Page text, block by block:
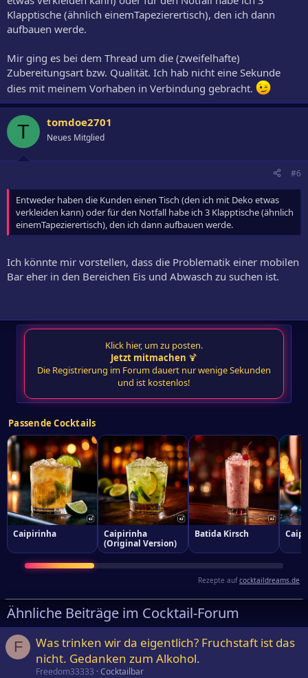
Klapptische (ähnlich einemTapezierertisch), den ich dann
aufbauen werde.
Mir ging es bei dem Thread um die (zweifelhafte)
Zubereitungsart bzw. Qualität. Ich hab nicht eine Sekunde
dies mit meinem Vorhaben in Verbindung gebracht.
T tomdoe2701
Neues Mitglied
#6
Entweder haben die Kunden einen Tisch (den ich mit Deko etwas
verkleiden kann) oder für den Notfall habe ich 3 Klapptische (ähnlich
einemTapezierertisch), den ich dann aufbauen werde.
Ich könnte mir vorstellen, dass die Problematik einer mobilen
Bar eher in den Bereichen Eis und Abwasch zu suchen ist.
Klick hier, um zu posten.
Jetzt mitmachen 🍹
Die Registrierung im Forum dauert nur wenige Sekunden
und ist kostenlos!
Passende Cocktails
Caipirinha
Caipirinha
(Original Version)
Batida Kirsch
Rezepte aufcocktaildreams.de
Ähnliche Beiträge im Cocktail-Forum
F
Was trinken wir da eigentlich? Fruchstaft ist das
nicht. Gedanken zum Alkohol.
Freedom33333 Cocktailbar